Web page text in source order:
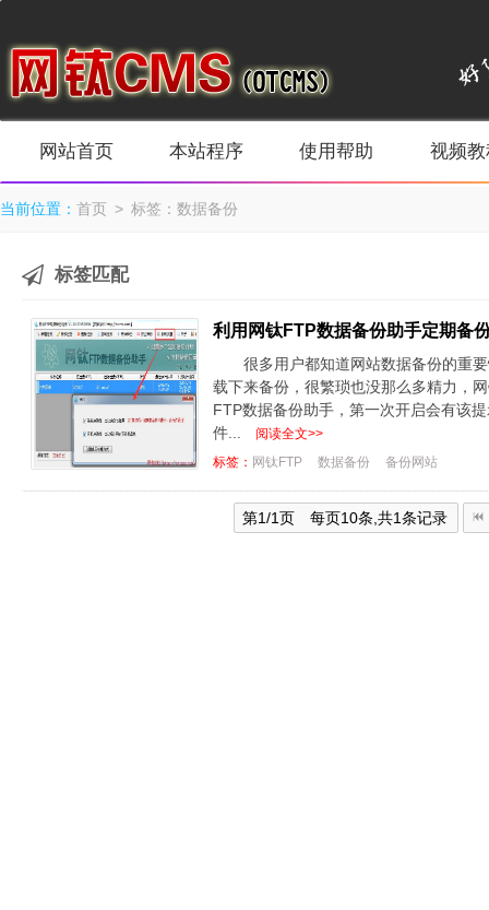
网站首页 本站程序 使用帮助 视频
当前位置： 首页 > 标签：数据备份
标签匹配
利用网钛FTP数据备份助手定期备
很多用户都知道网站数据备份的重
载下来备份，很繁琐也没那么多精力，
FTP数据备份助手，第一次开启会有该
件...
阅读全文>>
标签： 网钛FTP 数据备份 备份网站
第1/1页 每页10条,共1条记录